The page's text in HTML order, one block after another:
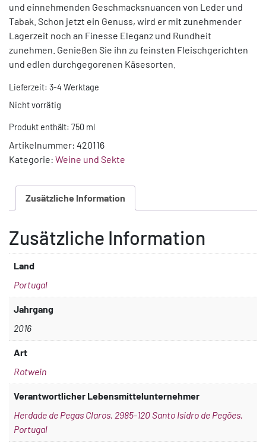
und einnehmenden Geschmacksnuancen von Leder und
Tabak. Schon jetzt ein Genuss, wird er mit zunehmender
Lagerzeit noch an Finesse Eleganz und Rundheit
zunehmen. Genießen Sie ihn zu feinsten Fleischgerichten
und edlen durchgegorenen Käsesorten.
Lieferzeit: 3-4 Werktage
Nicht vorrätig
Produkt enthält: 750 ml
Artikelnummer: 420116
Kategorie: Weine und Sekte
Zusätzliche Information
Zusätzliche Information
Land
Portugal
Jahrgang
2016
Art
Rotwein
Verantwortlicher Lebensmittelunternehmer
Herdade de Pegas Claros, 2985-120 Santo Isidro de Pegões,
Portugal